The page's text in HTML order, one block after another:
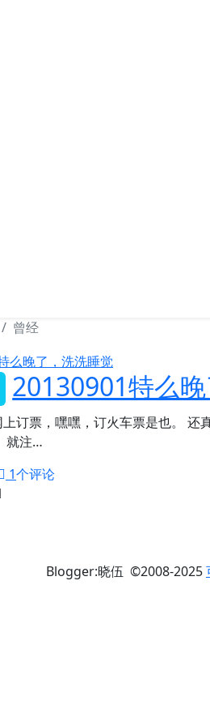
曾经
20130901特么
订票，嘿嘿，订火车票是也。
就注…
1个评论
Blogger:晓伍 ©2008-2025